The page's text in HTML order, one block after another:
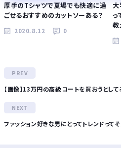
厚手のTシャツで夏場でも快適に過
ごせるおすすめのカットソーある？
2020.8.12 0
大
っ
教
【画像】13万円の高級コートを買おうとし
ファッション好きな男にとってトレンドって